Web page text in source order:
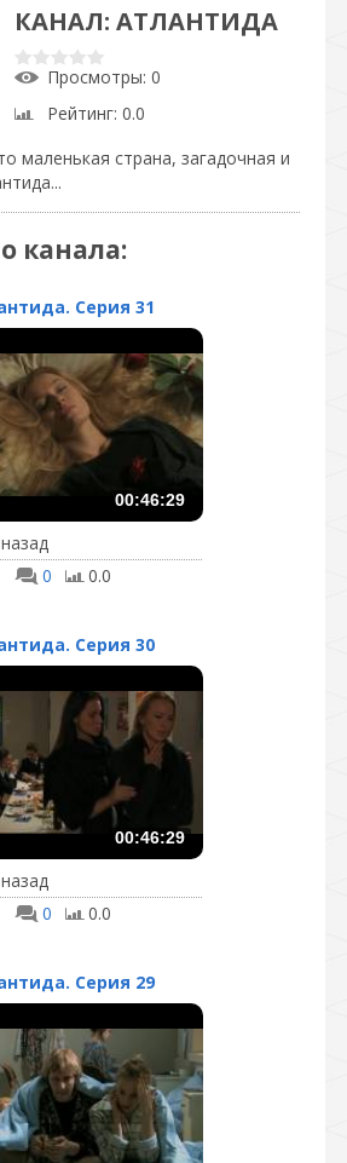
КАНАЛ: АТЛАНТИДА
Просмотры: 0
Рейтинг: 0.0
маленькая страна, загадочная и
канала:
Серия 31
00:46:29
0 0.0
Серия 30
00:46:29
0 0.0
Серия 29